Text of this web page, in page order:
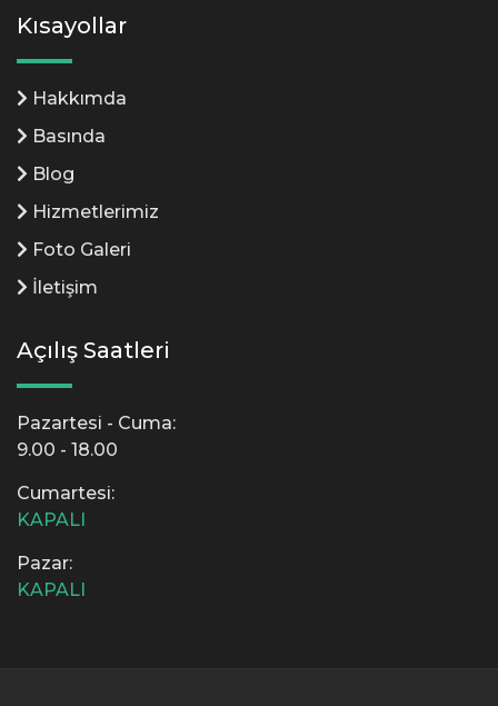
Kısayollar
Hakkımda
Basında
Blog
Hizmetlerimiz
Foto Galeri
İletişim
Açılış Saatleri
Pazartesi - Cuma:
9.00 - 18.00
Cumartesi:
KAPALI
Pazar:
KAPALI